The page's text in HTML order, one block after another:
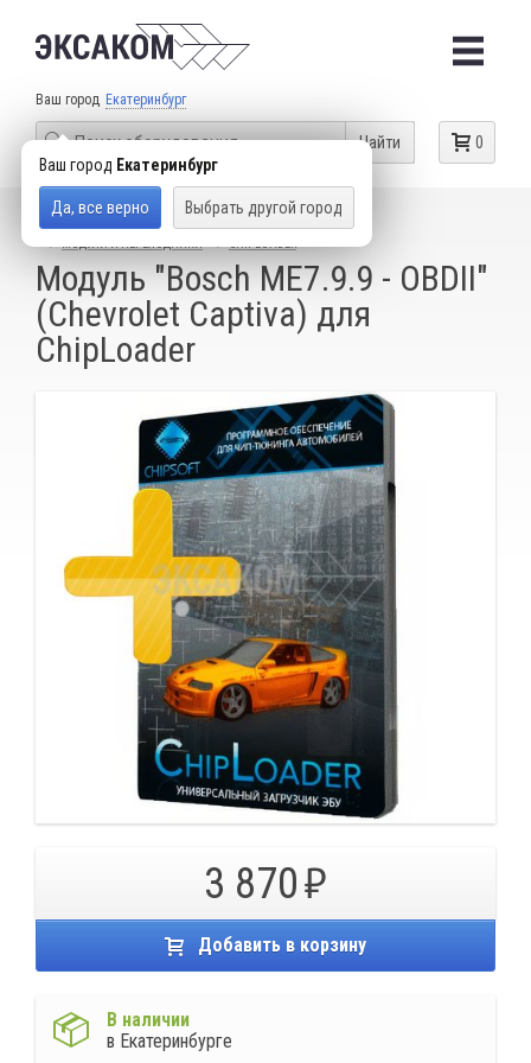
Ваш город Екатеринбург
Ваш город Екатеринбург
Да, все верно Выбрать другой город
0
Найти
КАТАЛОГ ТОВАРОВ
ОБОРУДОВАНИЕ ДЛЯ ЧИП-ТЮНИНГА
Модуль "Bosch ME7.9.9 - OBDII"
(Chevrolet Captiva) для
ChipLoader
3 870
Добавить в корзину
В наличии
в Екатеринбурге